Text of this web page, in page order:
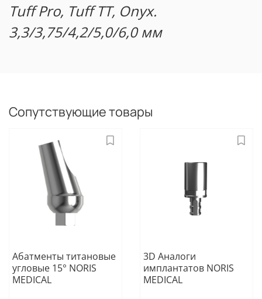
Tuff Pro, Tuff TT, Onyx.
3,3/3,75/4,2/5,0/6,0 мм
Сопутствующие товары
Абатменты титановые
угловые 15° NORIS
MEDICAL
3D Аналоги
имплантатов NORIS
MEDICAL